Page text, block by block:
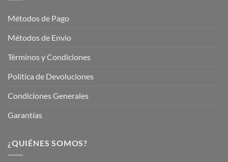
Métodos de Pago
Métodos de Envio
Términos y Condiciones
Política de Devoluciones
Condiciones Generales
Garantías
¿QUIÉNES SOMOS?